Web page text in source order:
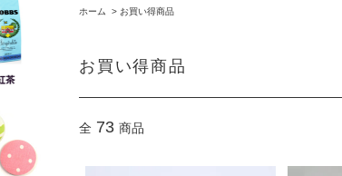
ホーム > お買い得商品
お買い得商品
全 73 商品